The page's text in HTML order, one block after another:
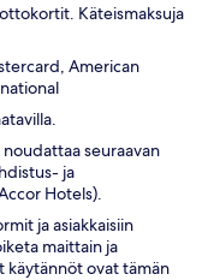
Käteismaksuja
American
seuraavan
ja
Hotels).
ja asiakkaisiin
maittain ja
käytännöt ovat tämän